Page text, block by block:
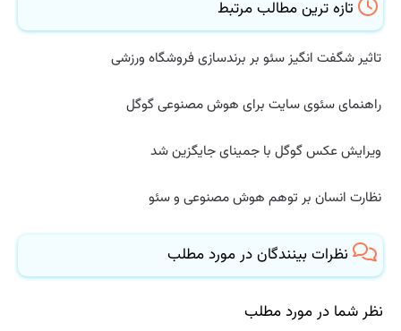
تازه ترین مطالب مرتبط
تاثیر شگفت انگیز سئو بر برندسازی فروشگاه ورزشی
راهنمای سئوی سایت برای هوش مصنوعی گوگل
ویرایش عکس گوگل با جمینای جایگزین شد
نظارت انسان بر توهم هوش مصنوعی و سئو
نظرات بینندگان در مورد مطلب
نظر شما در مورد مطلب